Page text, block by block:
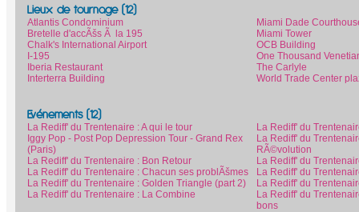
Lieux de tournage (12)
Atlantis Condominium
Bretelle d'accÃšs Ã la 195
Chalk's International Airport
I-195
Iberia Restaurant
Interterra Building
Miami Dade
Miami Tower
OCB Building
One Thousand
The Carlyle
World Trade Center
Evénements (12)
La Rediff' du Trentenaire : A qui le tour
Iggy Pop - Post Pop Depression Tour - Grand Rex
(Paris)
La Rediff' du Trentenaire : Bon Retour
La Rediff' du Trentenaire : Chacun ses problÃšmes
La Rediff' du Trentenaire : Golden Triangle (part 2)
La Rediff' du Trentenaire : La Combine
La Rediff' du
La Rediff' du
RÃ©volution
La Rediff' du
La Rediff' du
La Rediff' du
La Rediff' du
bons